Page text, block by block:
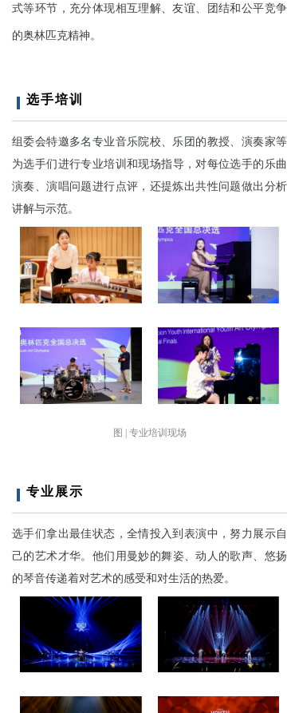
式等环节，充分体现相互理解、友谊、团结和公平竞争
的奥林匹克精神。
选手培训
组委会特邀多名专业音乐院校、乐团的教授、演奏家等
为选手们 进行专业培训和现场指导 ，对每位选手的乐曲
演奏、演唱问题进行点评，还提炼出共性问题做出分析
讲解与示范。
图 | 专业培训现场
专业展示
选手们拿出最佳状态，全情投入到 表演中， 努力展示自
己的艺术才华。他们用 曼妙的舞姿、动人的歌声、悠扬
的琴音传递着对艺术的感受和对生活的热爱。